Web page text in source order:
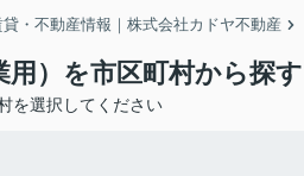
・不動産情報｜株式会社カドヤ不動産
用）を市区町村から探す
を選択してください